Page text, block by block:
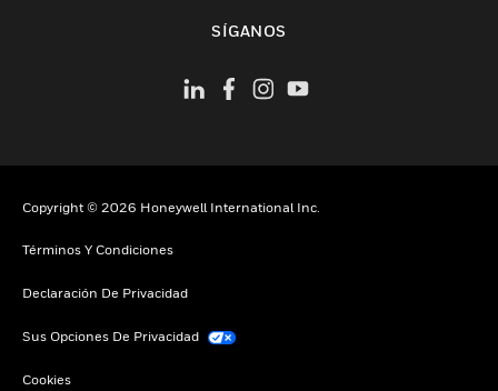
SÍGANOS
Copyright © 2026 Honeywell International Inc.
Términos Y Condiciones
Declaración De Privacidad
Sus Opciones De Privacidad
Cookies